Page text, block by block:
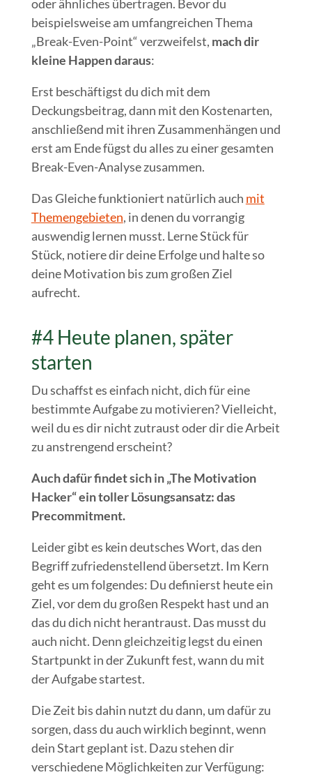
oder ähnliches übertragen. Bevor du
beispielsweise am umfangreichen Thema
„Break-Even-Point“ verzweifelst, mach dir
kleine Happen daraus:
Erst beschäftigst du dich mit dem
Deckungsbeitrag, dann mit den Kostenarten,
anschließend mit ihren Zusammenhängen und
erst am Ende fügst du alles zu einer gesamten
Break-Even-Analyse zusammen.
Das Gleiche funktioniert natürlich auch mit
Themengebieten, in denen du vorrangig
auswendig lernen musst. Lerne Stück für
Stück, notiere dir deine Erfolge und halte so
deine Motivation bis zum großen Ziel
aufrecht.
#4 Heute planen, später
starten
Du schaffst es einfach nicht, dich für eine
bestimmte Aufgabe zu motivieren? Vielleicht,
weil du es dir nicht zutraust oder dir die Arbeit
zu anstrengend erscheint?
Auch dafür findet sich in „The Motivation
Hacker“ ein toller Lösungsansatz: das
Precommitment.
Leider gibt es kein deutsches Wort, das den
Begriff zufriedenstellend übersetzt. Im Kern
geht es um folgendes: Du definierst heute ein
Ziel, vor dem du großen Respekt hast und an
das du dich nicht herantraust. Das musst du
auch nicht. Denn gleichzeitig legst du einen
Startpunkt in der Zukunft fest, wann du mit
der Aufgabe startest.
Die Zeit bis dahin nutzt du dann, um dafür zu
sorgen, dass du auch wirklich beginnt, wenn
dein Start geplant ist. Dazu stehen dir
verschiedene Möglichkeiten zur Verfügung: